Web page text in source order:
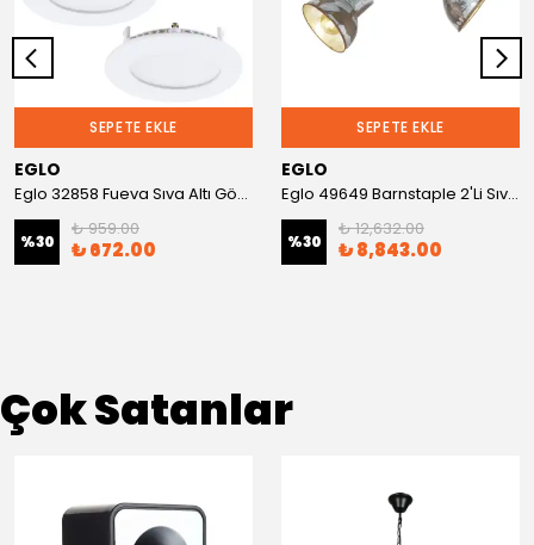
SEPETE EKLE
EGLO
Eglo 32858 Fueva Sıva Altı Gömme Spot
%30
₺ 959.00
₺ 672.00
SEPETE EKLE
EGLO
Eglo 49649 Barnstaple 2'Li Sıva Üstü Spot
%30
₺ 12,632.00
₺ 8,843.00
Çok Satanlar